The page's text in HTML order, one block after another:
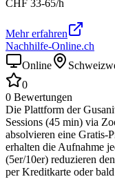
CHF 33-65/h
Mehr erfahren
Nachhilfe-Online.ch
Online
0
0 Bewertungen
Die Plattform der
Sessions (45 min) via
absolvieren eine Gratis-
erhalten die Aufnahme
(5er/10er) reduzieren
per Kreditkarte oder